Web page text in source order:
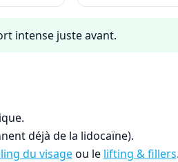
intense juste avant.
déjà de la lidocaïne).
du visageou le lifting & fillers.